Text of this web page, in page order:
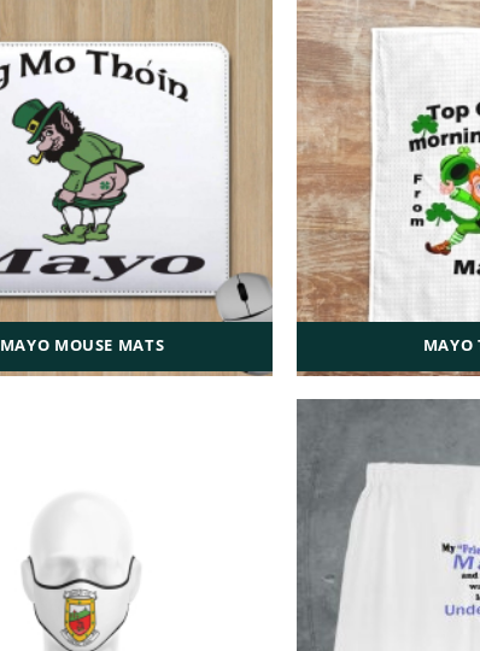
MAYO MOUSE MATS MAYO